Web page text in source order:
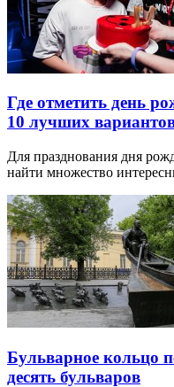
Где отметить день
10 лучших
Для празднования дня
найти множество
Бульварное кольцо
десять бульваров